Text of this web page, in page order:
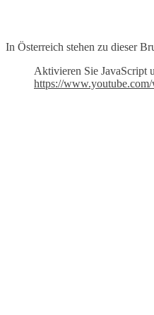
In Österreich stehen zu dieser
Aktivieren Sie JavaScript
https://